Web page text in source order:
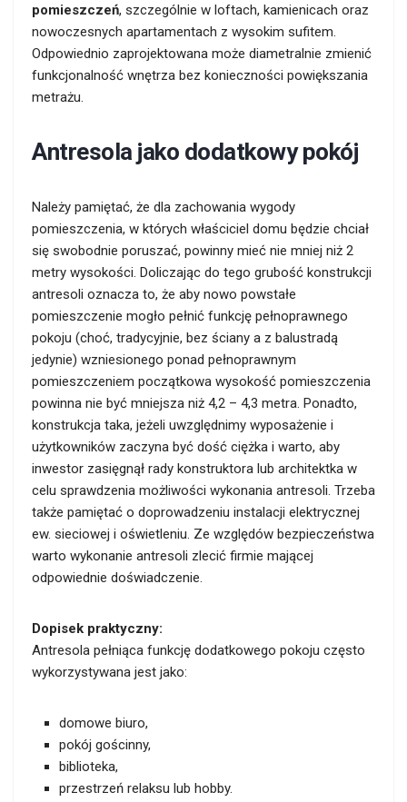
pomieszczeń, szczególnie w loftach, kamienicach oraz
nowoczesnych apartamentach z wysokim sufitem.
Odpowiednio zaprojektowana może diametralnie zmienić
funkcjonalność wnętrza bez konieczności powiększania
metrażu.
Antresola jako dodatkowy pokój
Należy pamiętać, że dla zachowania wygody
pomieszczenia, w których właściciel domu będzie chciał
się swobodnie poruszać, powinny mieć nie mniej niż 2
metry wysokości. Doliczając do tego grubość konstrukcji
antresoli oznacza to, że aby nowo powstałe
pomieszczenie mogło pełnić funkcję pełnoprawnego
pokoju (choć, tradycyjnie, bez ściany a z balustradą
jedynie) wzniesionego ponad pełnoprawnym
pomieszczeniem początkowa wysokość pomieszczenia
powinna nie być mniejsza niż 4,2 – 4,3 metra. Ponadto,
konstrukcja taka, jeżeli uwzględnimy wyposażenie i
użytkowników zaczyna być dość ciężka i warto, aby
inwestor zasięgnął rady konstruktora lub architektka w
celu sprawdzenia możliwości wykonania antresoli. Trzeba
także pamiętać o doprowadzeniu instalacji elektrycznej
ew. sieciowej i oświetleniu. Ze względów bezpieczeństwa
warto wykonanie antresoli zlecić firmie mającej
odpowiednie doświadczenie.
Dopisek praktyczny:
Antresola pełniąca funkcję dodatkowego pokoju często
wykorzystywana jest jako:
domowe biuro,
pokój gościnny,
biblioteka,
przestrzeń relaksu lub hobby.